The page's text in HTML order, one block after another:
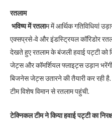
रतलाम
भविष्य में रतलाम में आर्थिक गतिविधियां
एक्सप्रसे-वे और इंडस्ट्रियल कॉरिडोर
देखते हुए रतलाम के बंजली हवाई पट्टी को
जेट्स और कॉमर्शियल फ्लाइट्स उड़ान
बिजनेस जेट्स उतारने की तैयारी कर रही
टीम विशेष विमान से रतलाम पहुंची.
टेक्निकल टीम ने किया हवाई पट्टी का